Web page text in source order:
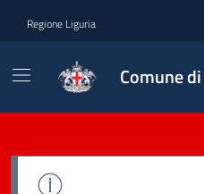
Regione Liguria
Comune